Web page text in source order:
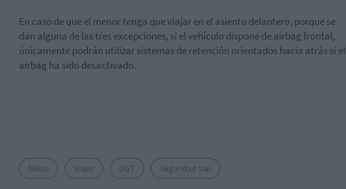
En caso de que el menor tenga que viajar en el asiento delantero, porque se
dan alguna de las tres excepciones, si el vehículo dispone de airbag frontal,
únicamente podrán utilizar sistemas de retención orientados hacia atrás si el
airbag ha sido desactivado.
Niños Viajes DGT Seguridad vial